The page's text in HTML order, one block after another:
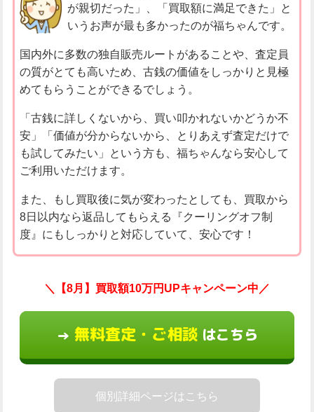
が親切だった」、「買取額に満足できた」と
いうお声が最も多かったのが福ちゃんです。
国内外に多数の独自販売ルートがあることや、査定員
の質がとても高いため、古銭の価値をしっかりと見極
めてもらうことができるでしょう。
「古銭に詳しくないから、買い叩かれないかどうか不
安」「価値が分からないから、とりあえず査定だけで
も試してみたい」という方も、福ちゃんなら安心して
ご利用いただけます。
また、もし買取後に気が変わったとしても、買取から
8日以内なら返品してもらえる『クーリングオフ制
度』にもしっかりと対応していて、安心です！
＼【8月】買取額10万円UPキャンペーン中／
→ 無料査定・ご相談はこちら
個別詳細ページはこちら